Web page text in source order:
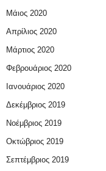
Μάιος 2020
Απρίλιος 2020
Μάρτιος 2020
Φεβρουάριος 2020
Ιανουάριος 2020
Δεκέμβριος 2019
Νοέμβριος 2019
Οκτώβριος 2019
Σεπτέμβριος 2019